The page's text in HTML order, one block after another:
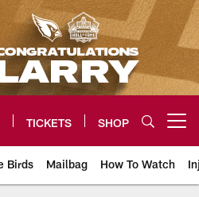
TICKETS SHOP
Birds Mailbag How To Watch